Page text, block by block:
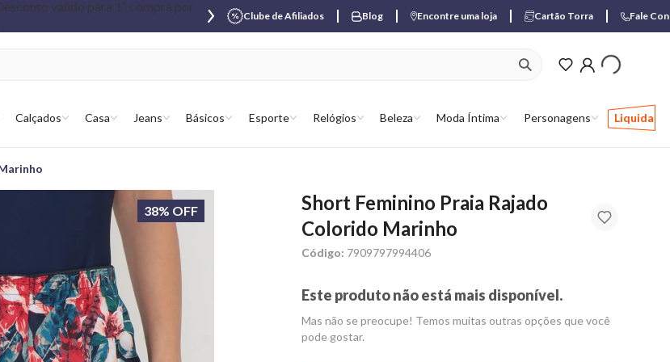
Clube de Afiliados Blog Encontre uma loja Cartão Torra Fale
Calçados Casa Jeans Básicos Esporte Relógios Beleza Moda Íntima Personagens Liquida
ver produtos
38% OFF
Short Feminino Praia Rajado
Colorido Marinho
Código: 7909797994406
Este produto não está mais disponível.
Mas não se preocupe! Temos muitas outras opções que você
pode gostar.